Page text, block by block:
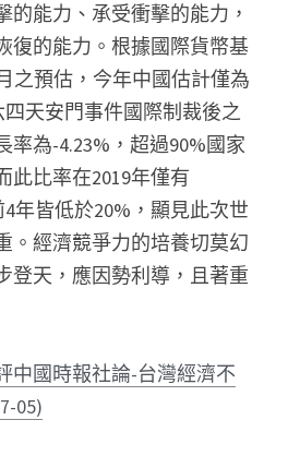
的能力、承受衝擊的能力，
復的能力。根據國際貨幣基
之預估，今年中國估計僅為
四天安門事件國際制裁後之
率為-4.23%，超過90%國家
此比率在2019年僅有
4年皆低於20%，顯見此次世
。經濟競爭力的培養切莫幻
登天，應因勢利導，且著重
中國時報社論-台灣經濟不
05)